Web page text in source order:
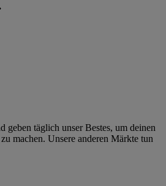
geben täglich unser Bestes, um deinen
machen. Unsere anderen Märkte tun